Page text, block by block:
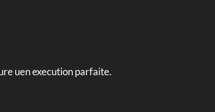
uen execution parfaite.